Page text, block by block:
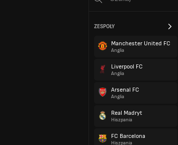
ZESPOŁY
Manchester United FC
Anglia
Liverpool FC
Anglia
Arsenal FC
Anglia
Real Madryt
Hiszpania
FC Barcelona
Hiszpania